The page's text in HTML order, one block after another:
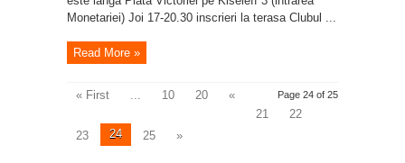
Monetariei) Joi 17-20.30 inscrieri la terasa Clubul ...
Read More »
Page 24 of 25
« First 10 20
«
21
22
23
24 25 »